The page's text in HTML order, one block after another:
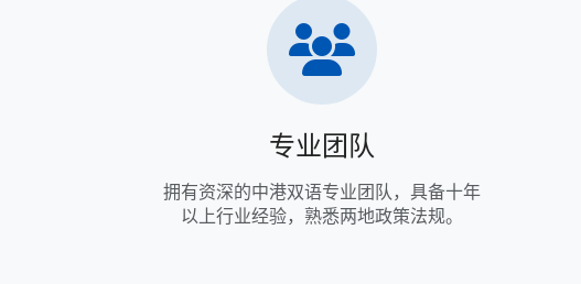
专业团队
拥有资深的中港双语专业团队，具备十年
以上行业经验，熟悉两地政策法规。